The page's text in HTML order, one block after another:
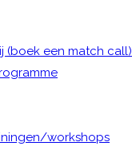
(boek een match call)
workshops